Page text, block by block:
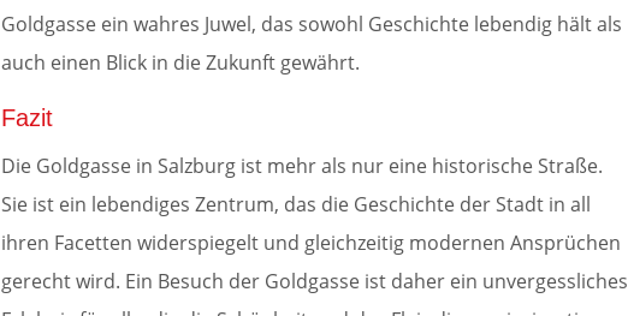
Goldgasse ein wahres Juwel, das sowohl Geschichte lebendig hält als
auch einen Blick in die Zukunft gewährt.
Fazit
Die Goldgasse in Salzburg ist mehr als nur eine historische Straße.
Sie ist ein lebendiges Zentrum, das die Geschichte der Stadt in all
ihren Facetten widerspiegelt und gleichzeitig modernen Ansprüchen
gerecht wird. Ein Besuch der Goldgasse ist daher ein unvergessliches